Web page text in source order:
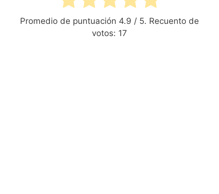
Promedio de puntuación 4.9 / 5. Recuento de
votos: 17